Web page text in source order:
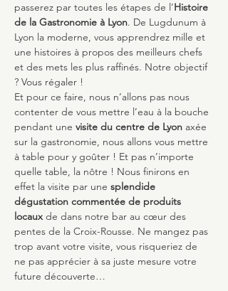
passerez par toutes les étapes de l’Histoire
de la Gastronomie à Lyon. De Lugdunum à
Lyon la moderne, vous apprendrez mille et
une histoires à propos des meilleurs chefs
et des mets les plus raffinés. Notre objectif
? Vous régaler !
Et pour ce faire, nous n’allons pas nous
contenter de vous mettre l’eau à la bouche
pendant une visite du centre de Lyon axée
sur la gastronomie, nous allons vous mettre
à table pour y goûter ! Et pas n’importe
quelle table, la nôtre ! Nous finirons en
effet la visite par une splendide
dégustation commentée de produits
locaux de dans notre bar au cœur des
pentes de la Croix-Rousse. Ne mangez pas
trop avant votre visite, vous risqueriez de
ne pas apprécier à sa juste mesure votre
future découverte…